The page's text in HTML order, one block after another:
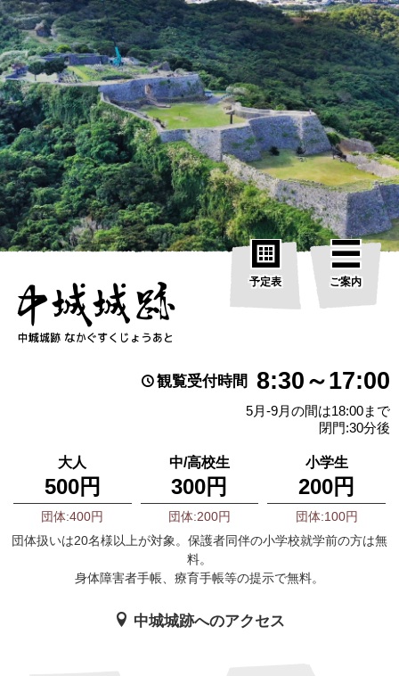
予定表 ご案内
観覧受付時間 8:30～17:00
5月-9月の間は18:00まで
閉門:30分後
大人
500円
団体:400円
中/高校生
300円
団体:200円
小学生
200円
団体:100円
団体扱いは20名様以上が対象。保護者同伴の小学校就学前の方は無
料。
身体障害者手帳、療育手帳等の提示で無料。
中城城跡へのアクセス